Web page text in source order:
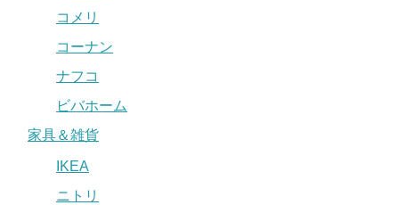
コメリ
コーナン
ナフコ
ビバホーム
家具＆雑貨
IKEA
ニトリ